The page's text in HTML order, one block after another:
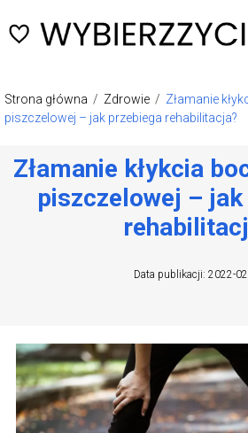
Strona główna / Zdrowie / Złamanie
piszczelowej – jak przebiega rehabilitacja?
Złamanie kłykcia
piszczelowej –
Data publikacji: 2022-